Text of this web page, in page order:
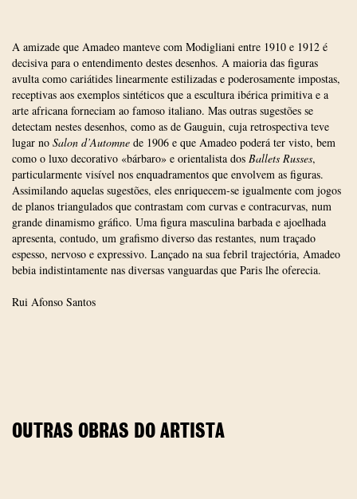
A amizade que Amadeo manteve com Modigliani entre 1910 e 1912 é
decisiva para o entendimento destes desenhos. A maioria das figuras
avulta como cariátides linearmente estilizadas e poderosamente impostas,
receptivas aos exemplos sintéticos que a escultura ibérica primitiva e a
arte africana forneciam ao famoso italiano. Mas outras sugestões se
detectam nestes desenhos, como as de Gauguin, cuja retrospectiva teve
lugar no Salon d’Automne de 1906 e que Amadeo poderá ter visto, bem
como o luxo decorativo «bárbaro» e orientalista dos Ballets Russes,
particularmente visível nos enquadramentos que envolvem as figuras.
Assimilando aquelas sugestões, eles enriquecem-se igualmente com jogos
de planos triangulados que contrastam com curvas e contracurvas, num
grande dinamismo gráfico. Uma figura masculina barbada e ajoelhada
apresenta, contudo, um grafismo diverso das restantes, num traçado
espesso, nervoso e expressivo. Lançado na sua febril trajectória, Amadeo
bebia indistintamente nas diversas vanguardas que Paris lhe oferecia.
Rui Afonso Santos
OUTRAS OBRAS DO ARTISTA